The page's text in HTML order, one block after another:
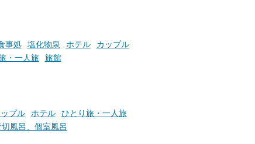
お風呂でリラックスしているか
らこそ向き合える、大切な自分
の本音。
たら素敵ですよね。
事処 塩化物泉 ホテル
カップル
・一人旅
旅館
プル ホテル
ひとり旅・一人旅
切風呂、個室風呂